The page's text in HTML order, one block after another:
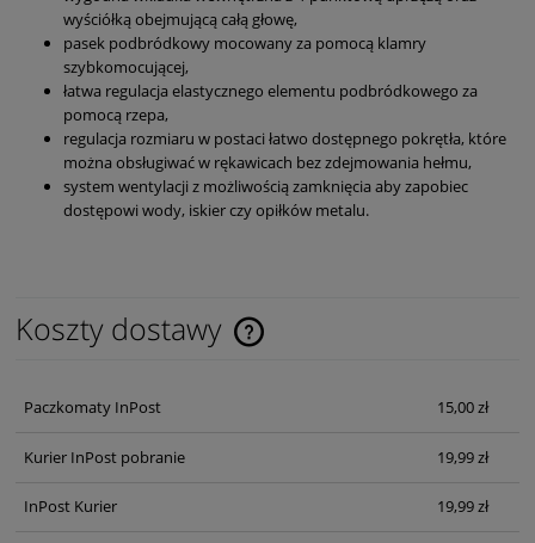
wyściółką obejmującą całą głowę,
pasek podbródkowy mocowany za pomocą klamry
szybkomocującej,
łatwa regulacja elastycznego elementu podbródkowego za
pomocą rzepa,
regulacja rozmiaru w postaci łatwo dostępnego pokrętła, które
można obsługiwać w rękawicach bez zdejmowania hełmu,
system wentylacji z możliwością zamknięcia aby zapobiec
dostępowi wody, iskier czy opiłków metalu.
Koszty dostawy
Cena nie zawiera ewentualnych kosztów płatności
Paczkomaty InPost 15,00 zł
Kurier InPost pobranie 19,99 zł
InPost Kurier 19,99 zł